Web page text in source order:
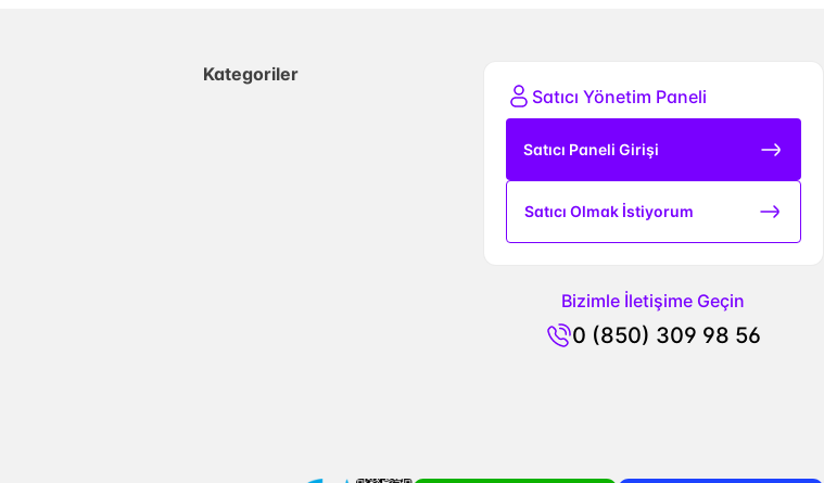
Kategoriler
Satıcı Yönetim Paneli
Satıcı Paneli Girişi
Satıcı Olmak İstiyorum
Bizimle İletişime Geçin
0 (850) 309 98 56